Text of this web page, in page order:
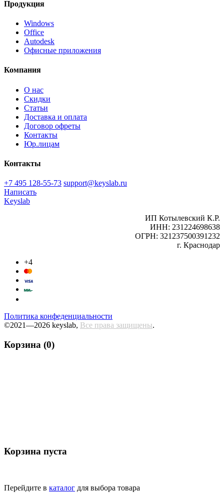
Продукция
Windows
Office
Autodesk
Офисные приложения
Компания
О нас
Скидки
Статьи
Доставка и оплата
Договор офреты
Контакты
Юр.лицам
Контакты
+7 495 128-55-73 support@keyslab.ru
Написать
Keyslab
ИП Котылевский К.Р.
ИНН: 231224698638
ОГРН: 321237500391232
г. Краснодар
+4
Политика конфеденциальности
©2021—2026 keyslab, Все права защищены.
Корзина (0)
Корзина пуста
Перейдите в каталог для выбора товара